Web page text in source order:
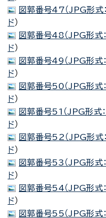
図郭番号47（JPG形
ド）
図郭番号48（JPG形
ド）
図郭番号49（JPG形
ド）
図郭番号50（JPG形
ド）
図郭番号51（JPG形
ド）
図郭番号52（JPG形
ド）
図郭番号53（JPG形
ド）
図郭番号54（JPG形
ド）
図郭番号55（JPG形